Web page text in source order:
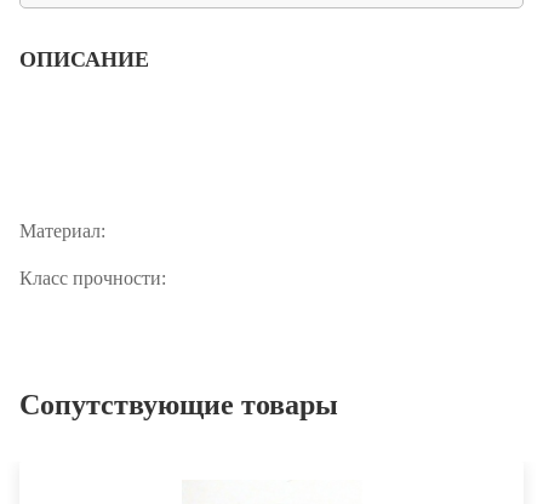
ОПИСАНИЕ
Материал:
Класс прочности:
Сопутствующие товары